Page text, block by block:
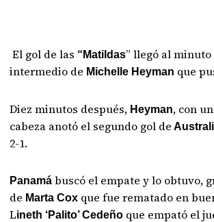
El gol de las “Matildas” llegó al minuto
intermedio de Michelle Heyman que
Diez minutos después, Heyman, con
cabeza anotó el segundo gol de
2-1.
Panamábuscó el empate y lo obtuvo,
de Marta Cox que fue rematado en
Lineth ‘Palito’ Cedeño que empató el